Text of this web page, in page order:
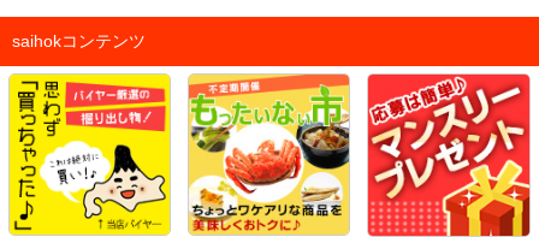
saihokコンテンツ